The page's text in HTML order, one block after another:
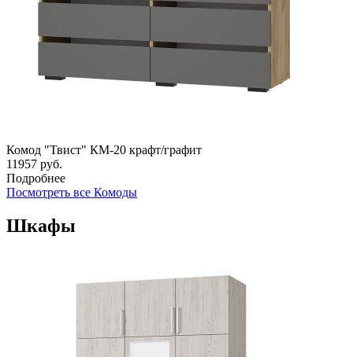
Комод "Твист" КМ-20 крафт/графит
11957 руб.
Подробнее
Посмотреть все Комоды
Шкафы